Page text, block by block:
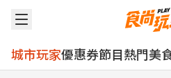
城市玩家優惠券節目熱門美